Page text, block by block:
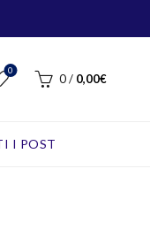
0
0 / 0,00€
I POST